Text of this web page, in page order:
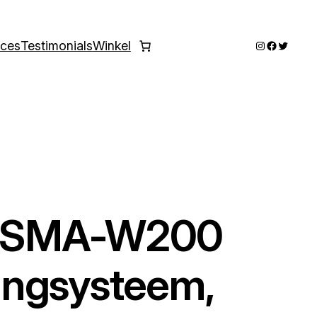
TestimonialsWinkel Instagram
Twitter
W200